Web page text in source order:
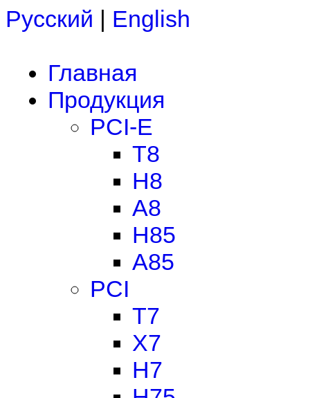
Русский | English
Главная
Продукция
PCI-E
T8
H8
A8
H85
A85
PCI
T7
X7
H7